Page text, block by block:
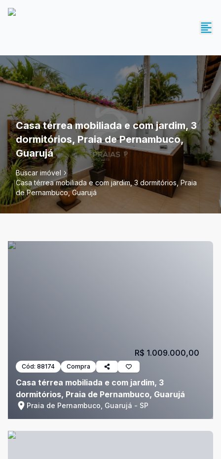
Casa térrea mobiliada e com jardim, 3
dormitórios, Praia de Pernambuco,
Guarujá
Buscar imóvel
Casa térrea mobiliada e com jardim, 3 dormitórios, Praia
de Pernambuco, Guarujá
Cód: 88174 Compra
Casa térrea mobiliada e com jardim, 3
dormitórios, Praia de Pernambuco, Guarujá
Praia de Pernambuco, Guarujá - SP
R$ 1.009.000,00